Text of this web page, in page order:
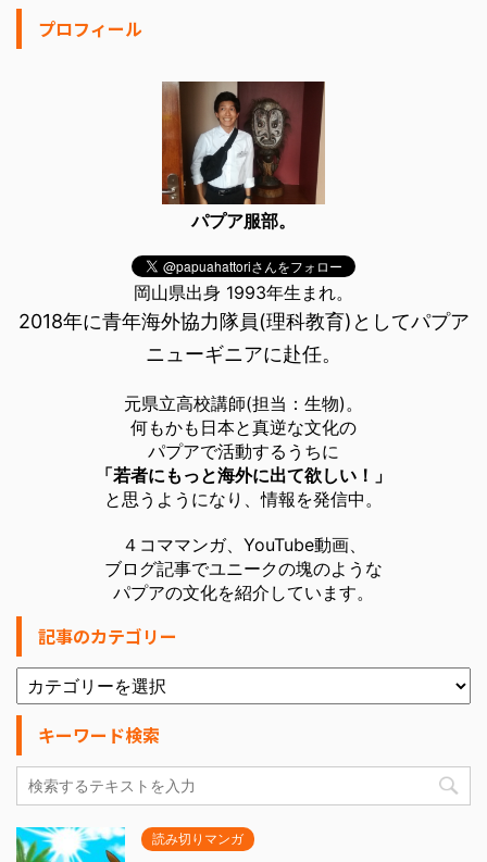
プロフィール
パプア服部。
岡山県出身 1993年生まれ。
2018年に青年海外協力隊員(理科教育)としてパプア
ニューギニアに赴任。
元県立高校講師(担当：生物)。
何もかも日本と真逆な文化の
パプアで活動するうちに
「若者にもっと海外に出て欲しい！」
と思うようになり、情報を発信中。
４コママンガ、YouTube動画、
ブログ記事でユニークの塊のような
パプアの文化を紹介しています。
記事のカテゴリー
キーワード検索
読み切りマンガ